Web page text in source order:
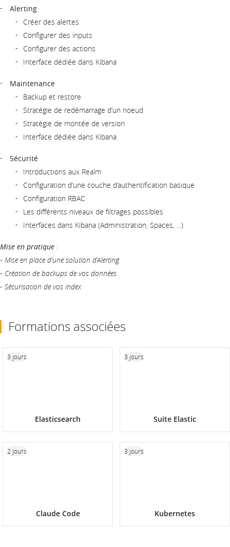
Alerting
Créer des alertes
Configurer des inputs
Configurer des actions
Interface dédiée dans Kibana
Maintenance
Backup et restore
Stratégie de redémarrage d’un noeud
Stratégie de montée de version
Interface dédiée dans Kibana
Sécurité
Introductions aux Realm
Configuration d’une couche d’authentification basique
Configuration RBAC
Les différents niveaux de filtrages possibles
Interfaces dans Kibana (Administration, Spaces, ...)
Mise en pratique :
- Mise en place d’une solution d’Alerting
- Création de backups de vos données
- Sécurisation de vos index
Formations associées
Elasticsearch
3 jours
Suite Elastic
3 jours
Claude Code
2 jours
Kubernetes
3 jours